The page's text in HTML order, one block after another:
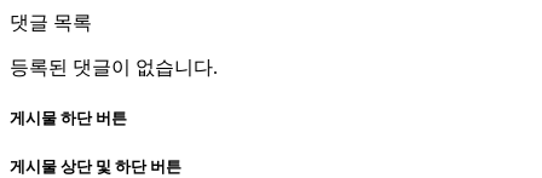
댓글 목록
등록된 댓글이 없습니다.
게시물 하단 버튼
게시물 상단 및 하단 버튼